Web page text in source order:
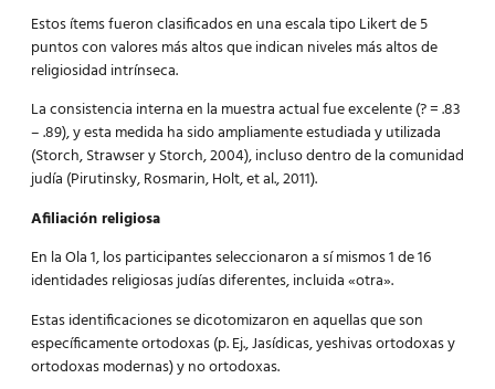
Estos ítems fueron clasificados en una escala tipo Likert de 5
puntos con valores más altos que indican niveles más altos de
religiosidad intrínseca.
La consistencia interna en la muestra actual fue excelente (? = .83
– .89), y esta medida ha sido ampliamente estudiada y utilizada
(Storch, Strawser y Storch, 2004), incluso dentro de la comunidad
judía (Pirutinsky, Rosmarin, Holt, et al., 2011).
Afiliación religiosa
En la Ola 1, los participantes seleccionaron a sí mismos 1 de 16
identidades religiosas judías diferentes, incluida «otra».
Estas identificaciones se dicotomizaron en aquellas que son
específicamente ortodoxas (p. Ej., Jasídicas, yeshivas ortodoxas y
ortodoxas modernas) y no ortodoxas.